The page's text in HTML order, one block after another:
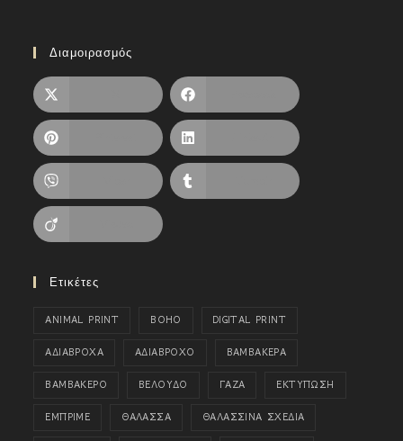
Διαμοιρασμός
Ετικέτες
ANIMAL PRINT BOHO DIGITAL PRINT
ΑΔΙΑΒΡΟΧΑ ΑΔΙΑΒΡΟΧΟ ΒΑΜΒΑΚΕΡΑ
ΒΑΜΒΑΚΕΡΟ ΒΕΛΟΥΔΟ ΓΑΖΑ ΕΚΤΥΠΩΣΗ
ΕΜΠΡΙΜΕ ΘΑΛΑΣΣΑ ΘΑΛΑΣΣΙΝΑ ΣΧΕΔΙΑ